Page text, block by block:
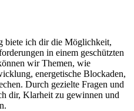
biete ich dir die Möglichkeit,
in einem geschützten
wir Themen, wie
energetische Blockaden,
Durch gezielte Fragen und
dir, Klarheit zu gewinnen und